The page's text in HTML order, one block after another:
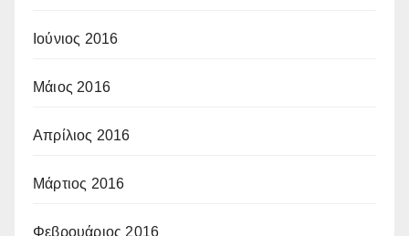
Ιούνιος 2016
Μάιος 2016
Απρίλιος 2016
Μάρτιος 2016
Φεβρουάριος 2016